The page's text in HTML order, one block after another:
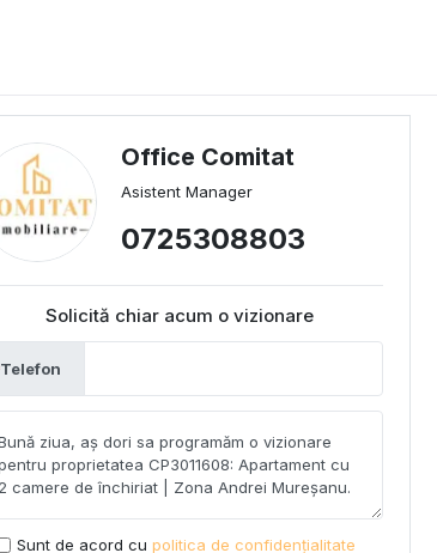
Office Comitat
Asistent Manager
0725308803
Solicită chiar acum o vizionare
Telefon
Sunt de acord cu politica de confidențialitate